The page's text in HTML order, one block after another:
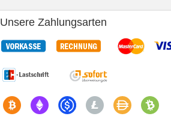
Unsere Zahlungsarten